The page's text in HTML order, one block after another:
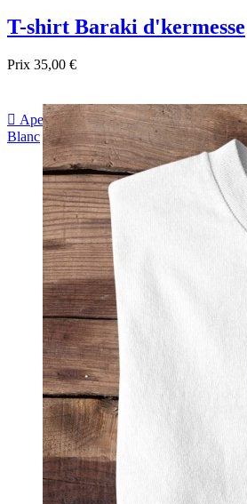
T-shirt Baraki d'kermesse
Prix 35,00 €
 Aperçu rapide
Blanc Gris Noir Bordeau Bleu foncé sapin